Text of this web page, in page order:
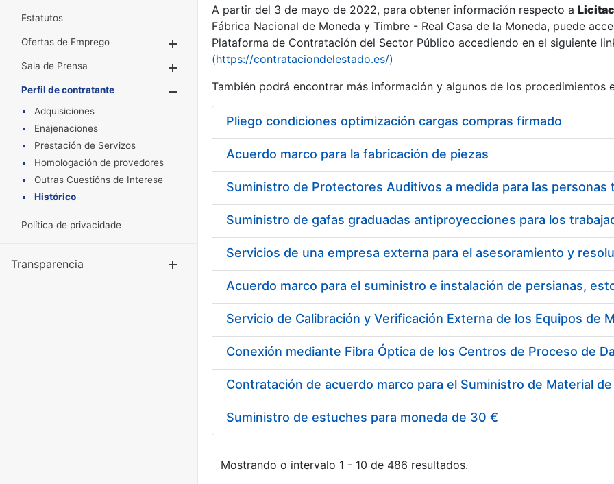
Estatutos
Ofertas de Emprego
Mostrar/Ocultar
Sala de Prensa
Mostrar/Ocultar
Perfil de contratante
Mostrar/Ocultar
Adquisiciones
Enajenaciones
Prestación de Servizos
Homologación de provedores
Outras Cuestións de Interese
Histórico
Política de privacidade
Transparencia
A partir del 3 de mayo de 2022, para obtener información respecto a
Fábrica Nacional de Moneda y Timbre - Real Casa de la Moneda, puede
Plataforma de Contratación del Sector Público accediendo en el siguiente
(https://contrataciondelestado.es/)
También podrá encontrar más información y algunos de los procedimientos
Pliego condiciones optimización cargas compras firmado
Acuerdo marco para la fabricación de piezas
Acuerdo marco para el suministro e instalación de persianas,
Suministro de estuches para moneda de 30 €
Mostrando o intervalo 1 - 10 de 486 resultados.